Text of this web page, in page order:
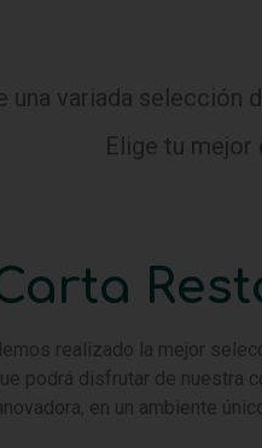
una variada selección
Elige tu mejor
realizado la mejor
podrá disfrutar de nuestra
en un ambiente